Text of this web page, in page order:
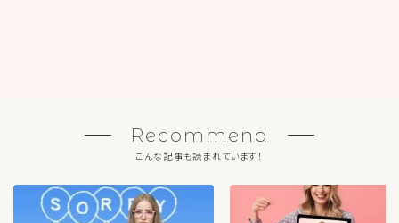
Recommend
こんな記事も読まれています！